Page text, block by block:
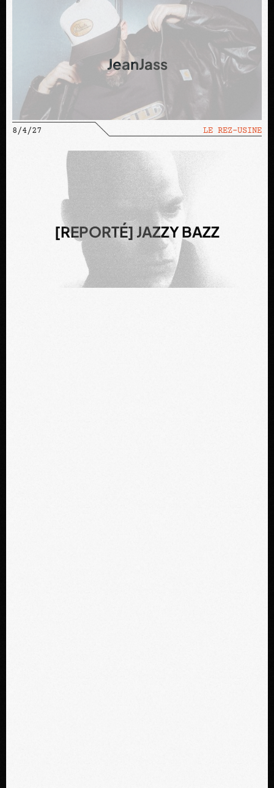
JeanJass
8/4/27 LE REZ-USINE
[REPORTÉ] JAZZY BAZZ